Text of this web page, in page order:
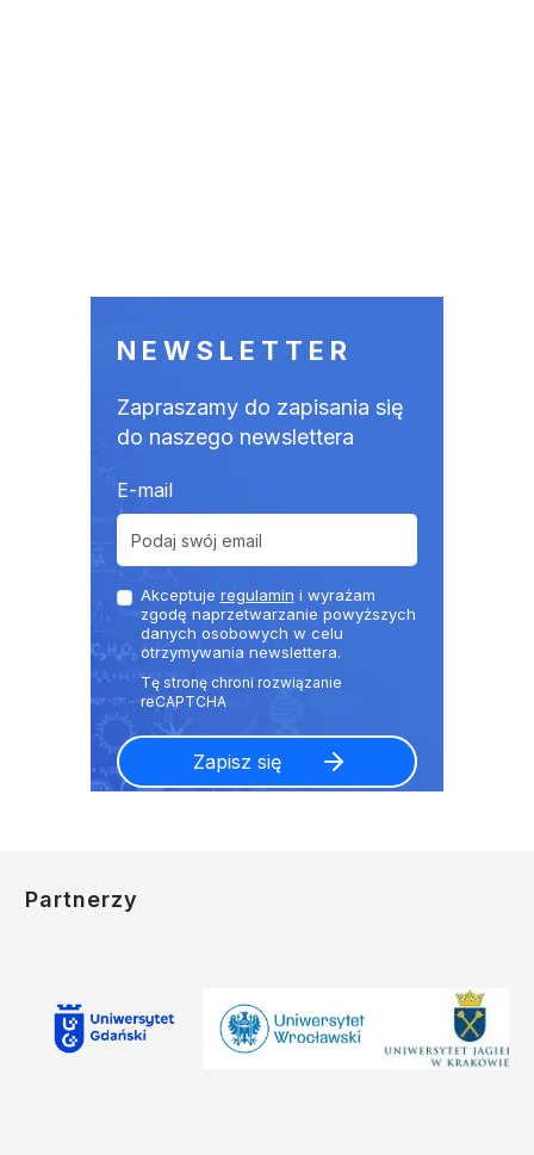
NEWSLETTER
Zapraszamy do zapisania się
do naszego newslettera
E-mail
Akceptuje regulamin i wyrażam
zgodę naprzetwarzanie powyższych
danych osobowych w celu
otrzymywania newslettera.
Partnerzy